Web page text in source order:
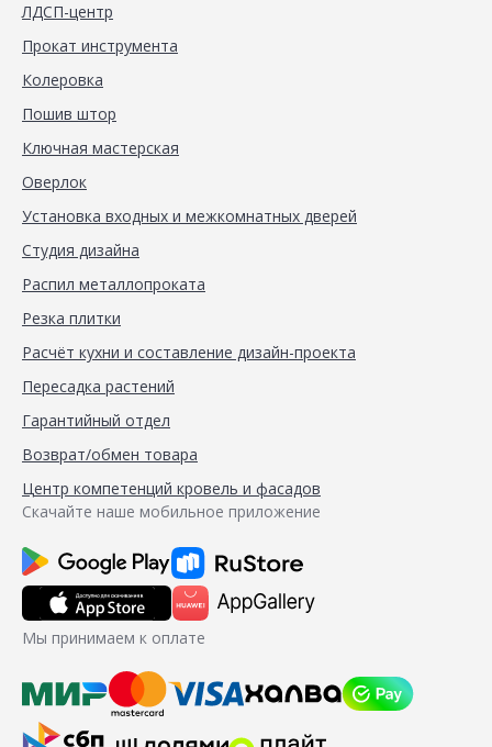
ЛДСП-центр
Прокат инструмента
Колеровка
Пошив штор
Ключная мастерская
Оверлок
Установка входных и межкомнатных дверей
Студия дизайна
Распил металлопроката
Резка плитки
Расчёт кухни и составление дизайн-проекта
Пересадка растений
Гарантийный отдел
Возврат/обмен товара
Центр компетенций кровель и фасадов
Скачайте наше мобильное приложение
Мы принимаем к оплате